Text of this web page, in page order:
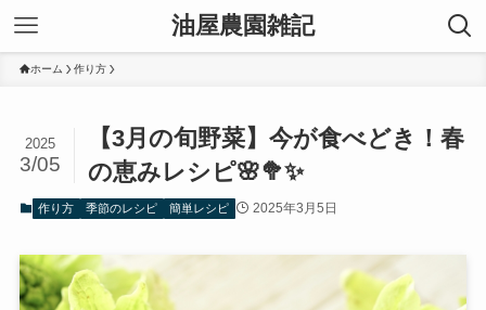
油屋農園雑記
ホーム 作り方
【3月の旬野菜】今が食べどき！春
の恵みレシピ🌸🥦✨
2025
3/05
作り方 季節のレシピ 簡単レシピ 2025年3月5日